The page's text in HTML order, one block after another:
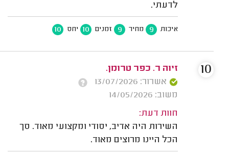
לדעתי.
איכות 9 מחיר 9 זמנים 10 יחס 10
זיוה ר. כפר טרומן.
אשרור: 13/07/2026
משוב: 14/05/2026
חוות דעת:
השירות היה אדיב, יסודי ומקצועי מאוד. סך
הכל היינו מרוצים מאוד.
10